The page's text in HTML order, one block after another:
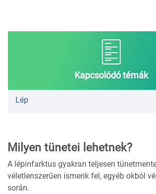
Kapcsolódó témák
Lép
Milyen tünetei lehetnek?
A lépinfarktus gyakran teljesen
véletlenszerűen ismerik fel, egyéb okból
során.